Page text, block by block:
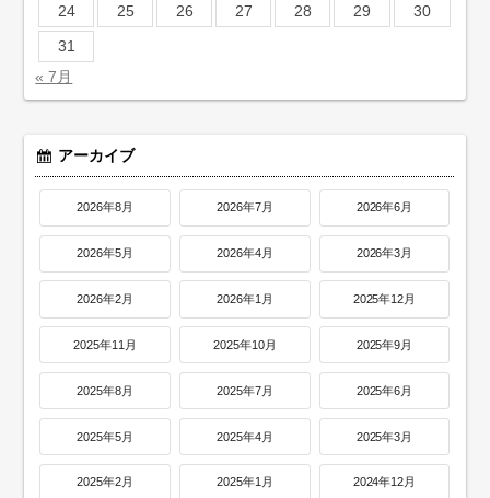
24
25 26 27 28 29
30
31
« 7月
アーカイブ
2026年8月 2026年7月 2026年6月
2026年5月 2026年4月 2026年3月
2026年2月 2026年1月 2025年12月
2025年11月 2025年10月 2025年9月
2025年8月 2025年7月 2025年6月
2025年5月 2025年4月 2025年3月
2025年2月 2025年1月 2024年12月